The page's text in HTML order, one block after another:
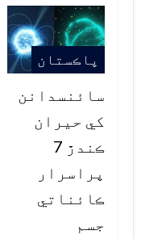
پاڪستان
سائنسدانن
کي حيران
ڪندڙ 7
پراسرار
ڪائناتي
جسم